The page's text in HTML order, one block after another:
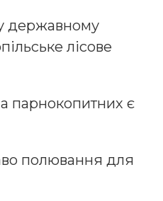
державному
лісове
парнокопитних є
полювання для